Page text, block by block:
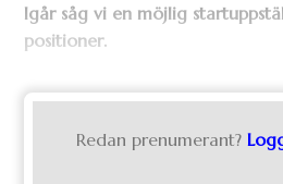
Igår såg vi en möjlig
positioner.
Redan prenumerant?